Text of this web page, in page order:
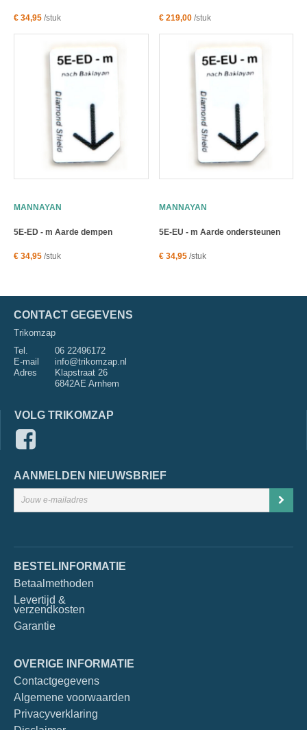
€ 34,95 /stuk € 219,00/stuk
MANNAYAN
5E-ED - m Aarde dempen
€ 34,95 /stuk
MANNAYAN
5E-EU - m Aarde ondersteunen
€ 34,95/stuk
CONTACT GEGEVENS
Trikomzap
Tel.
06 22496172
E-mail
info@trikomzap.nl
Adres
Klapstraat 26
6842AE Arnhem
VOLG TRIKOMZAP
AANMELDEN NIEUWSBRIEF
BESTELINFORMATIE
Betaalmethoden
Levertijd &
verzendkosten
Garantie
OVERIGE INFORMATIE
Contactgegevens
Algemene voorwaarden
Privacyverklaring